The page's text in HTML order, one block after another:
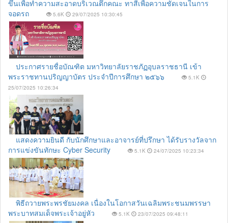
ขึ้นเพื่อทำความสะอาดบริเวณตึกคณะ ทาสีเพื่อความชัดเจนในการ
จอดรถ
5.6K 29/07/2025 10:30:45
ประกาศรายชื่อบัณฑิต มหาวิทยาลัยราชภัฏอุบลราชธานี เข้า
พระราชทานปริญญาบัตร ประจำปีการศึกษา ๒๕๖๖
5.1K
25/07/2025 10:26:34
แสดงความยินดี กับนักศึกษาและอาจารย์ที่ปรึกษา ได้รับรางวัลจาก
การแข่งขันทักษะ Cyber Security
5.1K 24/07/2025 10:23:34
พิธีถวายพระพรชัยมงคล เนื่องในโอกาสวันเฉลิมพระชนมพรรษา
พระบาทสมเด็จพระเจ้าอยู่หัว
5.1K 23/07/2025 09:48:11